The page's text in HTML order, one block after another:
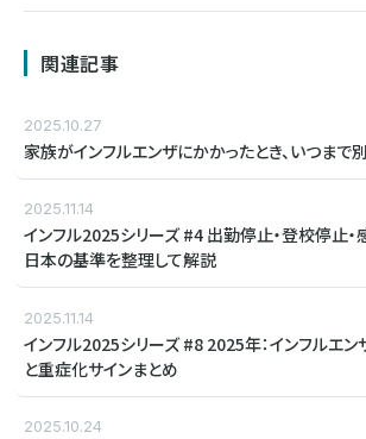
関連記事
2025.10.27
家族がインフルエンザにかかったとき、いつまで
2025.11.14
インフル2025シリーズ #4 出勤停止・登校停止・
日本の基準を整理して解説
2025.11.14
インフル2025シリーズ #8 2025年：インフルエ
と重症化サインまとめ
2025.10.24